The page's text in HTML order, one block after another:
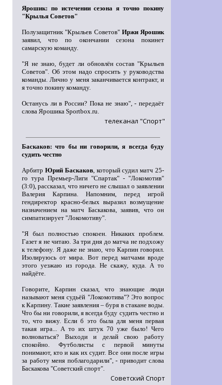
Ярошик: по истечении сезона я точно покину
"Крылья Советов"
Полузащитник "Крыльев Советов" Иржи Ярошик
заявил, что по окончании сезона покинет
самарскую команду.
"Я не знаю, будет ли обновлён состав "Крыльев
Советов". Об этом надо спросить у руководства
команды. Лично у меня заканчивается контракт, и
я точно покину команду.
Останусь ли в России? Пока не знаю", - передаёт
слова Ярошика Sportbox.ru.
телеканал "Спорт"
Баскаков: что бы ни говорили, я всегда буду
судить честно
Арбитр Юрий Баскаков, который судил матч 25-
го тура Премьер-Лиги "Спартак" - "Локомотив"
(3:0), рассказал, что ничего не слышал о заявлении
Валерия Карпина. Напомним, перед игрой
гендиректор красно-белых выразил возмущение
назначением на матч Баскакова, заявив, что он
симпатизирует "Локомотиву".
"Я был полностью спокоен. Никаких проблем.
Газет я не читаю. За три дня до матча не подхожу
к телефону. Я даже не знаю, что Карпин говорил.
Изолируюсь от мира. Вот перед матчами вроде
этого уезжаю из города. Не скажу, куда. А то
найдёте.
Говорите, Карпин сказал, что знающие люди
называют меня судьёй "Локомотива"? Это вопрос
к Карпину. Такие заявления – буря в стакане воды.
Что бы ни говорили, я всегда буду судить честно и
то, что вижу. Если б это была для меня первая
такая игра... А то их штук 70 уже было! Чего
волноваться? Выходи и делай свою работу
спокойно. Футболисты с первой минуты
понимают, кто и как их судит. Все они после игры
за работу меня поблагодарили", - приводит слова
Баскакова "Советский спорт".
Советский Спорт